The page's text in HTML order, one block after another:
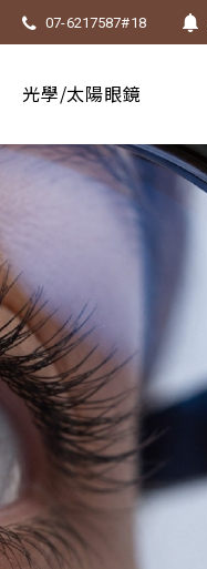
07-6217587#18
光學/太陽眼鏡